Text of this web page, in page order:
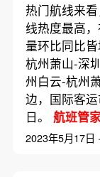
热门航线来
线热度最高
量环比同比皆
杭州萧山-深
州白云-杭州
边，国际客
日。 航班管
2023年5月17日 ·